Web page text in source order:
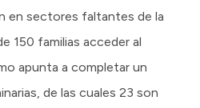
en sectores faltantes de la
150 familias acceder al
apunta a completar un
de las cuales 23 son